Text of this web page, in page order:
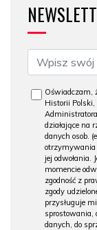
Oświadczam,
Historii
działające na
danych osob.
otrzymywania
jej
momencie
zgodność z
zgody
przysługuje
sprostowania,
danych, do